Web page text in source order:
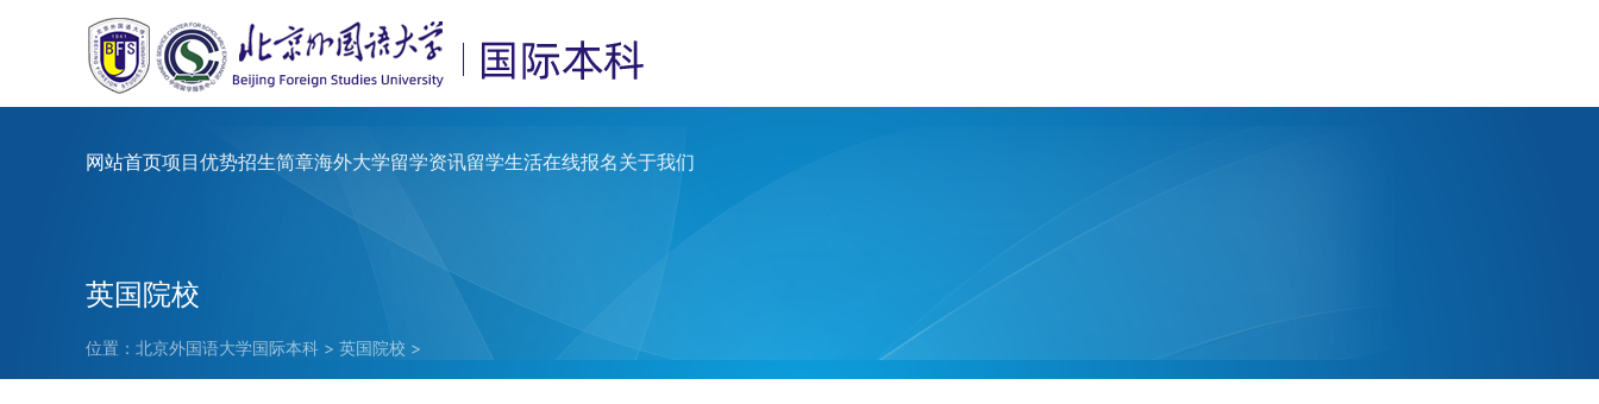
网站首页项目优势招生简章海外大学留学资讯留学生活在线报名关于我们
英国院校
位置： 北京外国语大学国际本科 > 英国院校 >